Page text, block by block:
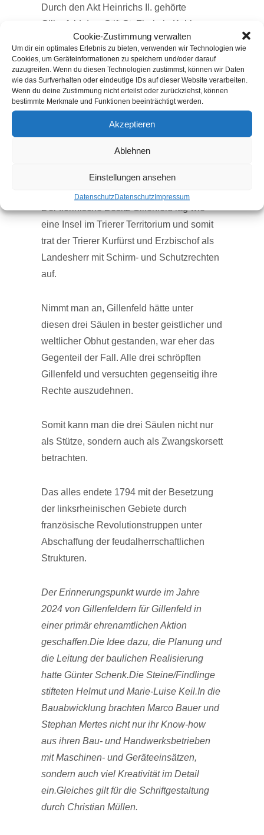
Cookie-Zustimmung verwalten
Um dir ein optimales Erlebnis zu bieten, verwenden wir Technologien wie
Cookies, um Geräteinformationen zu speichern und/oder darauf
zuzugreifen. Wenn du diesen Technologien zustimmst, können wir Daten
wie das Surfverhalten oder eindeutige IDs auf dieser Website verarbeiten.
Wenn du deine Zustimmung nicht erteilst oder zurückziehst, können
bestimmte Merkmale und Funktionen beeinträchtigt werden.
Akzeptieren
Ablehnen
Einstellungen ansehen
DatenschutzDatenschutzImpressum
Durch den Akt Heinrichs II. gehörte
Gillenfeld dem Stift St. Florin in Koblenz.
St. Florin war also Grundherr und
Verwalter.
Für den weltlichen Schutz, sowie für die
Ahndung und Vollstreckung von Straftaten,
bestellten die Kleriker einen Adeligen als
Vogt. Die längste Zeit übten die Herzöge
von Arenberg die Vogtrechte in Gillenfeld
Der florinische Besitz Gillenfeld lag wie
eine Insel im Trierer Territorium und somit
trat der Trierer Kurfürst und Erzbischof als
Landesherr mit Schirm- und Schutzrechten
auf.
Nimmt man an, Gillenfeld hätte unter
diesen drei Säulen in bester geistlicher und
weltlicher Obhut gestanden, war eher das
Gegenteil der Fall. Alle drei schröpften
Gillenfeld und versuchten gegenseitig ihre
Rechte auszudehnen.
Somit kann man die drei Säulen nicht nur
als Stütze, sondern auch als Zwangskorsett
betrachten.
Das alles endete 1794 mit der Besetzung
der linksrheinischen Gebiete durch
französische Revolutionstruppen unter
Abschaffung der feudalherrschaftlichen
Strukturen.
Der Erinnerungspunkt wurde im Jahre
2024 von Gillenfeldern für Gillenfeld in
einer primär ehrenamtlichen Aktion
geschaffen.Die Idee dazu, die Planung und
die Leitung der baulichen Realisierung
hatte Günter Schenk.Die Steine/Findlinge
stifteten Helmut und Marie-Luise Keil.In die
Bauabwicklung brachten Marco Bauer und
Stephan Mertes nicht nur ihr Know-how
aus ihren Bau- und Handwerksbetrieben
mit Maschinen- und Geräteeinsätzen,
sondern auch viel Kreativität im Detail
ein.Gleiches gilt für die Schriftgestaltung
durch Christian Müllen.